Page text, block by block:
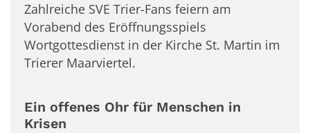
Zahlreiche SVE Trier-Fans feiern am
Vorabend des Eröffnungsspiels
Wortgottesdienst in der Kirche St. Martin im
Trierer Maarviertel.
Ein offenes Ohr für Menschen in
Krisen